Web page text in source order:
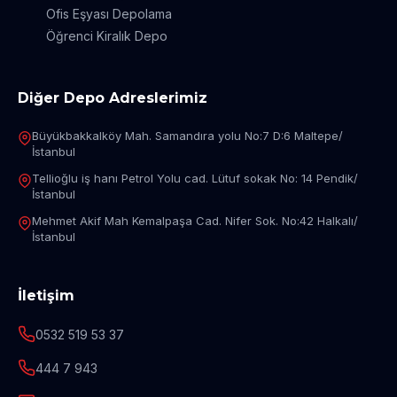
Ofis Eşyası Depolama
Öğrenci Kiralık Depo
Diğer Depo Adreslerimiz
Büyükbakkalköy Mah. Samandıra yolu No:7 D:6 Maltepe/
İstanbul
Tellioğlu iş hanı Petrol Yolu cad. Lütuf sokak No: 14 Pendik/
İstanbul
Mehmet Akif Mah Kemalpaşa Cad. Nifer Sok. No:42 Halkalı/
İstanbul
İletişim
0532 519 53 37
444 7 943